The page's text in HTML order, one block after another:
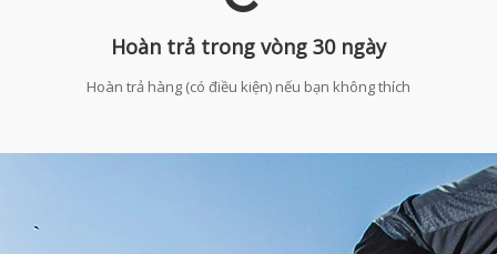
Hoàn trả trong vòng 30 ngày
Hoàn trả hàng (có điều kiện) nếu bạn không thích